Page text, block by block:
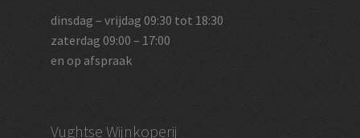
dinsdag – vrijdag 09:30 tot 18:30
zaterdag 09:00 – 17:00
en op afspraak
Vughtse Wijnkoperij